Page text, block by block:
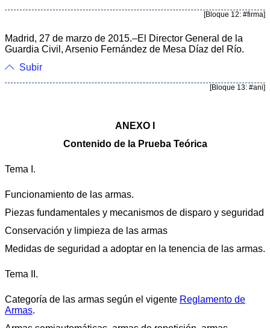
[Bloque 12: #firma]
Madrid, 27 de marzo de 2015.–El Director General de la
Guardia Civil, Arsenio Fernández de Mesa Díaz del Río.
Subir
[Bloque 13: #ani]
ANEXO I
Contenido de la Prueba Teórica
Tema I.
Funcionamiento de las armas.
Piezas fundamentales y mecanismos de disparo y seguridad
Conservación y limpieza de las armas
Medidas de seguridad a adoptar en la tenencia de las armas.
Tema II.
Categoría de las armas según el vigente Reglamento de
Armas.